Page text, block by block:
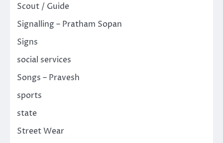
Scout / Guide
Signalling – Pratham Sopan
Signs
social services
Songs – Pravesh
sports
state
Street Wear